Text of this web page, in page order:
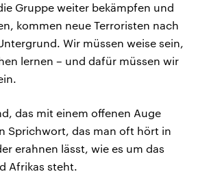
Gruppe weiter bekämpfen und
kommen neue Terroristen nach
Wir müssen weise sein,
lernen – und dafür müssen wir
das mit einem offenen Auge
Sprichwort, das man oft hört in
erahnen lässt, wie es um das
Afrikas steht.